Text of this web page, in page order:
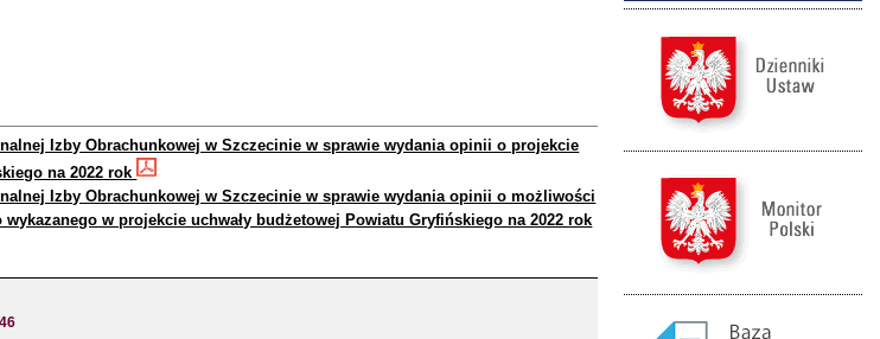
Izby Obrachunkowej w Szczecinie w sprawie wydania opinii o projekcie
na 2022 rok
Izby Obrachunkowej w Szczecinie w sprawie wydania opinii o możliwości
w projekcie uchwały budżetowej Powiatu Gryfińskiego na 2022 rok